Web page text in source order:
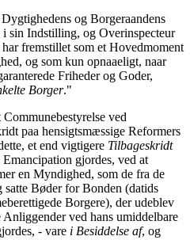
og Borgeraandens
sin Indstilling, og Overinspecteur
fremstillet som et Hovedmoment
og som kun opnaaeligt, naar
Friheder og Goder,
Borger."
ved
paa hensigtsmæssige Reformers
et end vigtigere Tilbageskridt
gjordes, ved at
en Myndighed, som de fra de
Bøder for Bonden (datids
Borgere), der udeblev
ved hans umiddelbare
- vare i Besiddelse af, og